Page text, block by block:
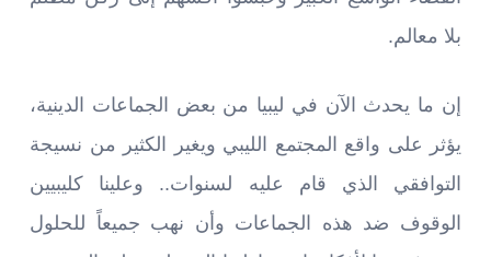
بلا معالم.
إن ما يحدث الآن في ليبيا من بعض الجماعات الدينية،
يؤثر على واقع المجتمع الليبي ويغير الكثير من نسيجة
التوافقي الذي قام عليه لسنوات.. وعلينا كليبيين
الوقوف ضد هذه الجماعات وأن نهب جميعاً للحلول